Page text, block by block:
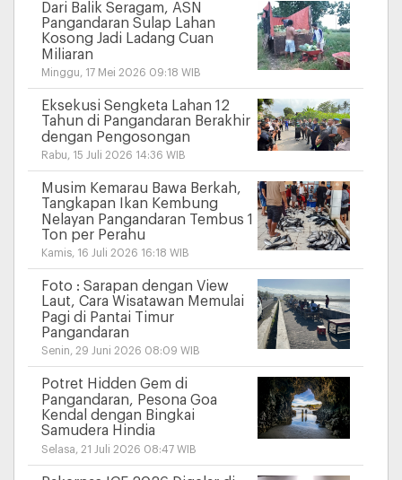
Dari Balik Seragam, ASN
Pangandaran Sulap Lahan
Kosong Jadi Ladang Cuan
Miliaran
Minggu, 17 Mei 2026 09:18 WIB
Eksekusi Sengketa Lahan 12
Tahun di Pangandaran Berakhir
dengan Pengosongan
Rabu, 15 Juli 2026 14:36 WIB
Musim Kemarau Bawa Berkah,
Tangkapan Ikan Kembung
Nelayan Pangandaran Tembus 1
Ton per Perahu
Kamis, 16 Juli 2026 16:18 WIB
Foto : Sarapan dengan View
Laut, Cara Wisatawan Memulai
Pagi di Pantai Timur
Pangandaran
Senin, 29 Juni 2026 08:09 WIB
Potret Hidden Gem di
Pangandaran, Pesona Goa
Kendal dengan Bingkai
Samudera Hindia
Selasa, 21 Juli 2026 08:47 WIB